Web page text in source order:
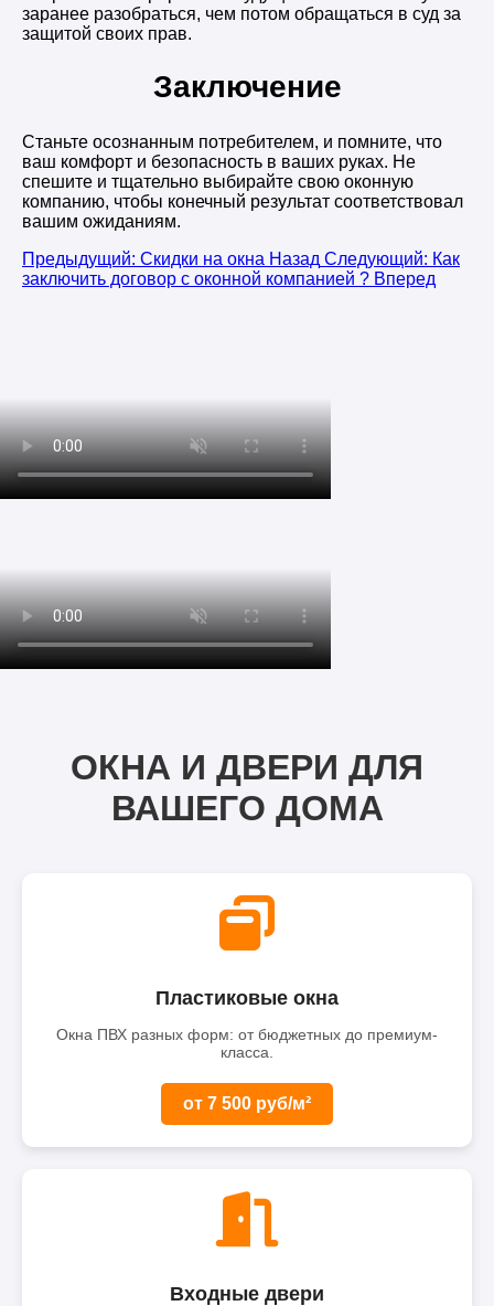
заранее разобраться, чем потом обращаться в суд за
защитой своих прав.
Заключение
Станьте осознанным потребителем, и помните, что
ваш комфорт и безопасность в ваших руках. Не
спешите и тщательно выбирайте свою оконную
компанию, чтобы конечный результат соответствовал
вашим ожиданиям.
Предыдущий: Скидки на окна Назад Следующий: Как
заключить договор с оконной компанией ? Вперед
ОКНА И ДВЕРИ ДЛЯ
ВАШЕГО ДОМА
Пластиковые окна
Окна ПВХ разных форм: от бюджетных до премиум-
класса.
от 7 500 руб/м²
Входные двери